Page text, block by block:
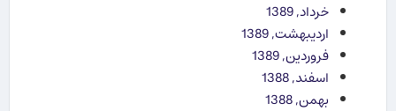
خرداد, 1389
اردیبهشت, 1389
فروردین, 1389
اسفند, 1388
بهمن, 1388